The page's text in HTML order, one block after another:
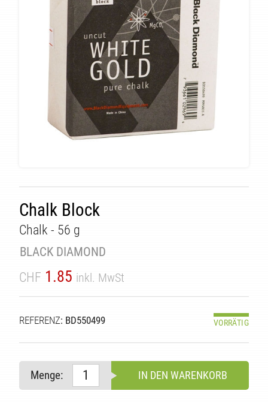
Chalk Block
Chalk - 56 g
BLACK DIAMOND
CHF 1.85 inkl. MwSt
REFERENZ: BD550499 VORRÄTIG
Menge: IN DEN WARENKORB